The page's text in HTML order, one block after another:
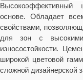
Высокоэффективный
основе. Обладает
свойствами,
для зон с высокими
износостойкости.
широкой цветовой
сложной дизайнерской